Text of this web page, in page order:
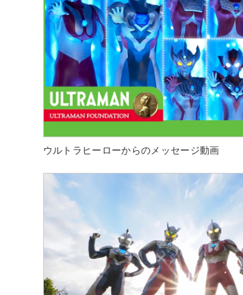
ウルトラヒーローからのメッセージ動画